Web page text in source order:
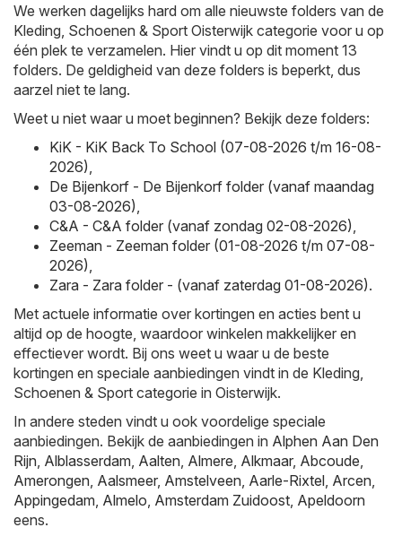
We werken dagelijks hard om alle nieuwste folders van de
Kleding, Schoenen & Sport Oisterwijk categorie voor u op
één plek te verzamelen. Hier vindt u op dit moment 13
folders. De geldigheid van deze folders is beperkt, dus
aarzel niet te lang.
Weet u niet waar u moet beginnen? Bekijk deze folders:
KiK - KiK Back To School (07-08-2026 t/m 16-08-
2026)
De Bijenkorf - De Bijenkorf folder (vanaf maandag
03-08-2026)
C&A - C&A folder (vanaf zondag 02-08-2026)
Zeeman - Zeeman folder (01-08-2026 t/m 07-08-
2026)
Zara - Zara folder - (vanaf zaterdag 01-08-2026).
Met actuele informatie over kortingen en acties bent u
altijd op de hoogte, waardoor winkelen makkelijker en
effectiever wordt. Bij ons weet u waar u de beste
kortingen en speciale aanbiedingen vindt in de Kleding,
Schoenen & Sport categorie in Oisterwijk.
In andere steden vindt u ook voordelige speciale
aanbiedingen. Bekijk de aanbiedingen in Alphen Aan Den
Rijn Alblasserdam Aalten Almere Alkmaar, Abcoude
Amerongen Aalsmeer, Amstelveen Aarle-Rixtel Arcen
Appingedam Almelo Amsterdam Zuidoost Apeldoorn
eens.